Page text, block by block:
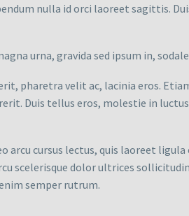
nulla id orci laoreet sagittis.
urna, gravida sed ipsum in,
pharetra velit ac, lacinia eros.
Duis tellus eros, molestie in
arcu cursus lectus, quis laoreet
scelerisque dolor ultrices
semper rutrum.